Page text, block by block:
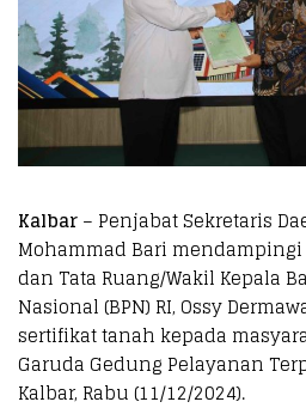
Kalbar– Penjabat Sekretaris
Mohammad Bari
dan Tata Ruang/Wakil Kepala
Nasional (BPN) RI, Ossy
sertifikat tanah kepada
Garuda Gedung Pelayanan
Kalbar, Rabu (11/12/2024).